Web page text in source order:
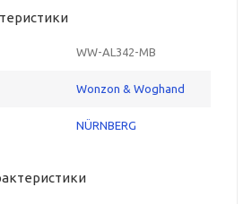
WW-AL342-MB
Wonzon & Woghand
NÜRNBERG